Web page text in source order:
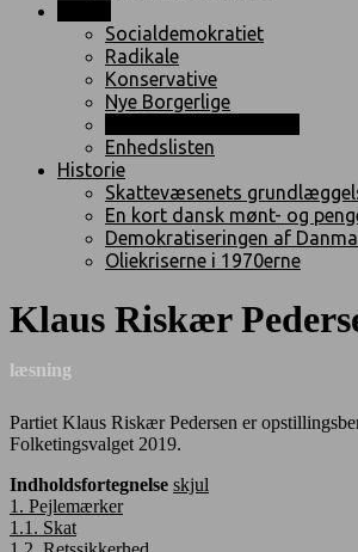
Socialdemokratiet
Radikale
Konservative
Nye Borgerlige
Enhedslisten
Historie
Skattevæsenets
En kort dansk mønt- og
Demokratiseringen af
Oliekriserne i 1970erne
Klaus Riskær
læsning
Partiet Klaus Riskær Pedersen er
Folketingsvalget 2019.
Indholdsfortegnelse skjul
1. Pejlemærker
1.1. Skat